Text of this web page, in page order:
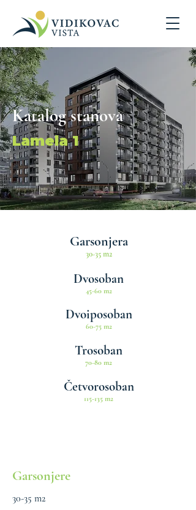
Katalog stanova
Lamela 1
Garsonjera
30-35 m2
Dvosoban
45-60 m2
Dvoiposoban
60-75 m2
Trosoban
70-80 m2
Četvorosoban
115-135 m2
Garsonjere
30-35 m2